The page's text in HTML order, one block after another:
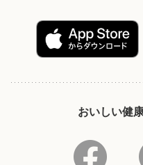
おいしい健